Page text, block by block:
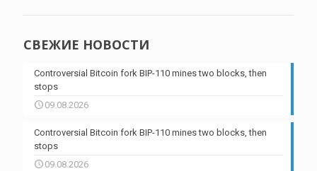
СВЕЖИЕ НОВОСТИ
Controversial Bitcoin fork BIP-110 mines two blocks, then
stops
09.08.2026
Controversial Bitcoin fork BIP-110 mines two blocks, then
stops
09.08.2026